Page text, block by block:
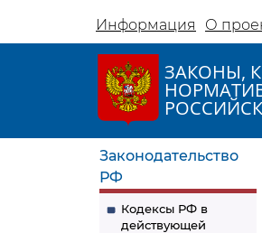
Информация О
ЗАКОНЫ,
Законодательство
РФ
Кодексы РФ в
действующей